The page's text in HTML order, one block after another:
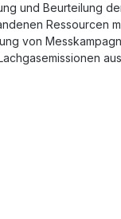
und Beurteilung
Ressourcen
von